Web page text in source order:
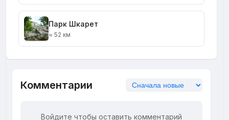
Парк Шкарет
≈ 52 км
Комментарии
Войдите чтобы оставить комментарий